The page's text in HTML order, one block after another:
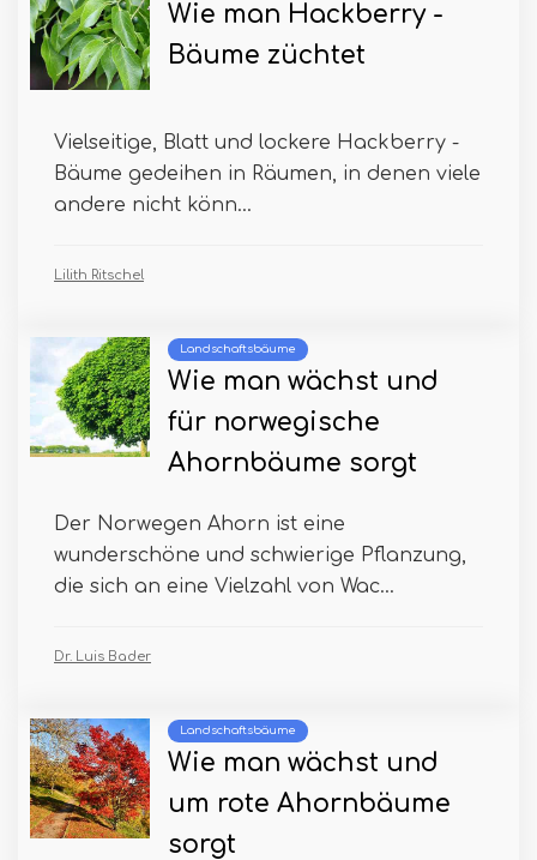
Wie man Hackberry -
Bäume züchtet
Vielseitige, Blatt und lockere Hackberry -
Bäume gedeihen in Räumen, in denen viele
andere nicht könn...
Lilith Ritschel
Landschaftsbäume
Wie man wächst und
für norwegische
Ahornbäume sorgt
Der Norwegen Ahorn ist eine
wunderschöne und schwierige Pflanzung,
die sich an eine Vielzahl von Wac...
Dr. Luis Bader
Landschaftsbäume
Wie man wächst und
um rote Ahornbäume
sorgt